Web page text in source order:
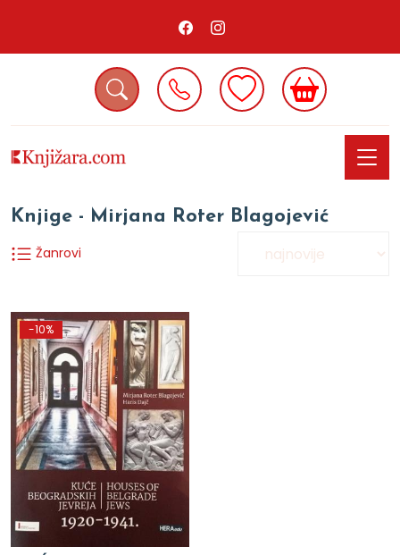
Knjige - Mirjana Roter Blagojević
Žanrovi
-10%